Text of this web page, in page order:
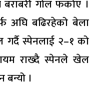
गोल फर्काए ।
अघि बढिरहेको बेला
स्पेनलाई २–१ को
राख्दै स्पेनले खेल
बन्यो ।